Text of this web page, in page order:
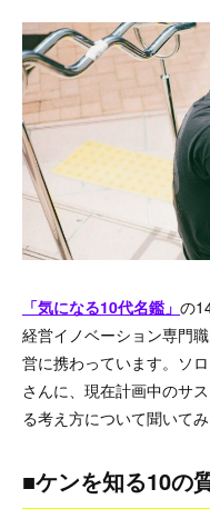
「気になる10代名鑑」 の
経営イノベーション専門
営に携わっています。ソ
さんに、現在計画中のサ
る考え方について聞いてみ
■ケンを知る10の